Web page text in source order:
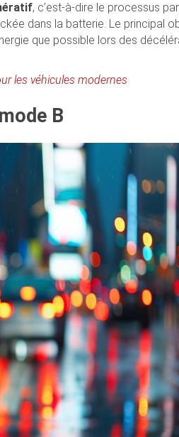
, c’est-à-dire le processus
dans la batterie. Le principal
que possible lors des
les véhicules modernes
B